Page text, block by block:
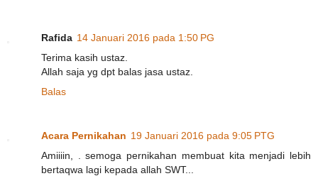
Rafida 14 Januari 2016 pada 1:50 PG
Terima kasih ustaz.
Allah saja yg dpt balas jasa ustaz.
Balas
Acara Pernikahan 19 Januari 2016 pada 9:05 PTG
Amiiiin, . semoga pernikahan membuat kita menjadi lebih
bertaqwa lagi kepada allah SWT...